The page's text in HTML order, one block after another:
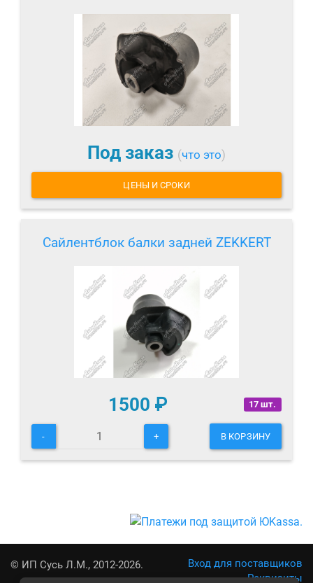
Под заказ (что это)
ЦЕНЫ И СРОКИ
Сайлентблок балки задней ZEKKERT
17 шт.
1500 ₽
- + В КОРЗИНУ
© ИП Сусь Л.М., 2012-2026.
Вход для поставщиков
Реквизиты